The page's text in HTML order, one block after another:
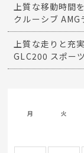
上質な移動時間
クルーシブ AMG
上質な走りと充
GLC200 スポー
月 火